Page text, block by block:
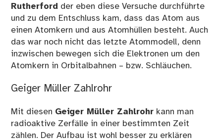
Rutherford der eben diese Versuche durchführte
und zu dem Entschluss kam, dass das Atom aus
einen Atomkern und aus Atomhüllen besteht. Auch
das war noch nicht das letzte Atommodell, denn
inzwischen bewegen sich die Elektronen um den
Atomkern in Orbitalbahnen – bzw. Schläuchen.
Geiger Müller Zahlrohr
Mit diesen Geiger Müller Zahlrohr kann man
radioaktive Zerfälle in einer bestimmten Zeit
zählen. Der Aufbau ist wohl besser zu erklären